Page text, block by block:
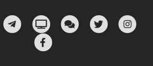
un email!
¡Nuestro canal en Telegram!
Oink! TV Charla con nosotros
Twitter